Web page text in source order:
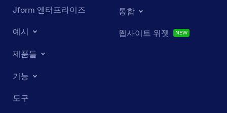
Jform 엔터프라이즈
예시
제품들
기능
도구
통합
웹사이트 위젯 신규